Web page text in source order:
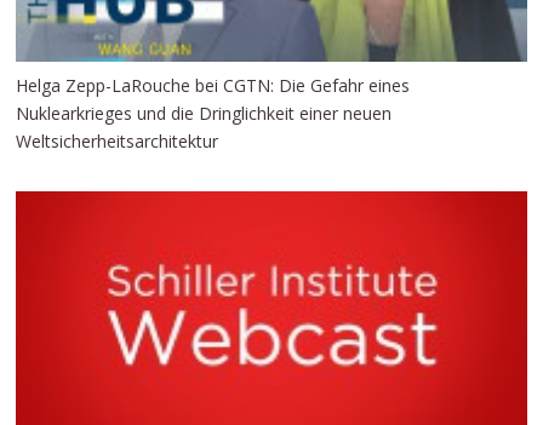
Helga Zepp-LaRouche bei CGTN: Die Gefahr eines
Nuklearkrieges und die Dringlichkeit einer neuen
Weltsicherheitsarchitektur